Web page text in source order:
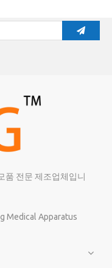
품 전문 제조업체입니
Medical Apparatus